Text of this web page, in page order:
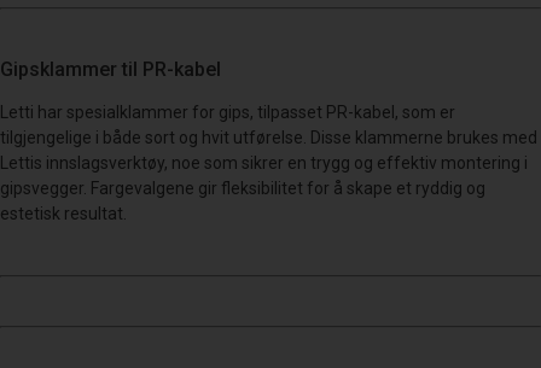
Gipsklammer til PR-kabel
Letti har spesialklammer for gips, tilpasset PR-kabel, som er
tilgjengelige i både sort og hvit utførelse. Disse klammerne brukes med
Lettis innslagsverktøy, noe som sikrer en trygg og effektiv montering i
gipsvegger. Fargevalgene gir fleksibilitet for å skape et ryddig og
estetisk resultat.